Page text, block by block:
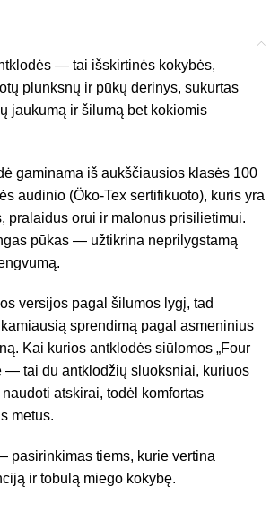
— tai išskirtinės kokybės,
plunksnų ir pūkų derinys, sukurtas
jaukumą ir šilumą bet kokiomis
gaminama iš aukščiausios klasės 100
audinio (Öko-Tex sertifikuoto), kuris yra
pralaidus orui ir malonus prisilietimui.
pūkas — užtikrina neprilygstamą
versijos pagal šilumos lygį, tad
sprendimą pagal asmeninius
Kai kurios antklodės siūlomos „Four
— tai du antklodžių sluoksniai, kuriuos
atskirai, todėl komfortas
metus.
pasirinkimas tiems, kurie vertina
ir tobulą miego kokybę.